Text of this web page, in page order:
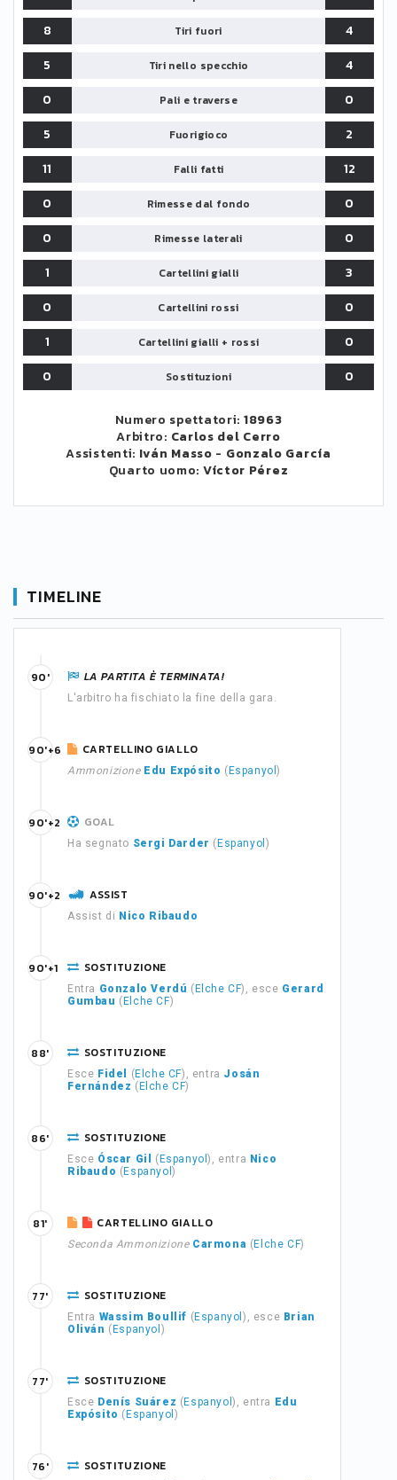
8
Tiri fuori
4
5
Tiri nello specchio
4
0
Pali e traverse
0
5
Fuorigioco
2
11
Falli fatti
12
0
Rimesse dal fondo
0
0
Rimesse laterali
0
1
Cartellini gialli
3
0
Cartellini rossi
0
1
Cartellini gialli + rossi
0
0
Sostituzioni 0
Numero spettatori: 18963
Arbitro: Carlos del Cerro
Assistenti: Iván Masso - Gonzalo García
Quarto uomo: Víctor Pérez
TIMELINE
LA PARTITA È TERMINATA!
L'arbitro ha fischiato la fine della gara.
90'
CARTELLINO GIALLO
Ammonizione Edu Expósito ( Espanyol)
90'+6
GOAL
Ha segnato Sergi Darder ( Espanyol )
90'+2
ASSIST
Assist di Nico Ribaudo
90'+2
SOSTITUZIONE
Entra Gonzalo Verdú ( Elche CF), esce Gerard
Gumbau ( Elche CF)
90'+1
SOSTITUZIONE
Esce Fidel ( Elche CF), entra Josán
Fernández ( Elche CF)
88'
SOSTITUZIONE
Esce Óscar Gil ( Espanyol), entra Nico
Ribaudo ( Espanyol)
86'
CARTELLINO GIALLO
Seconda Ammonizione Carmona ( Elche CF)
81'
SOSTITUZIONE
Entra Wassim Boullif ( Espanyol), esce Brian
Oliván ( Espanyol )
77'
SOSTITUZIONE
Esce Denís Suárez ( Espanyol), entra
Edu
Expósito ( Espanyol )
77'
SOSTITUZIONE
76'